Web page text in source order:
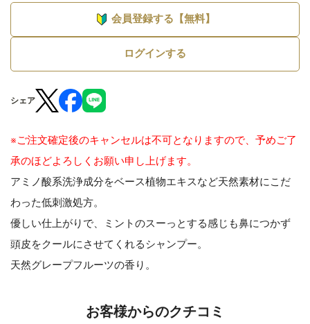
会員登録する【無料】
ログインする
シェア
※ご注文確定後のキャンセルは不可となりますので、予めご了
承のほどよろしくお願い申し上げます。
アミノ酸系洗浄成分をベース植物エキスなど天然素材にこだ
わった低刺激処方。
優しい仕上がりで、ミントのスーっとする感じも鼻につかず
頭皮をクールにさせてくれるシャンプー。
天然グレープフルーツの香り。
お客様からのクチコミ